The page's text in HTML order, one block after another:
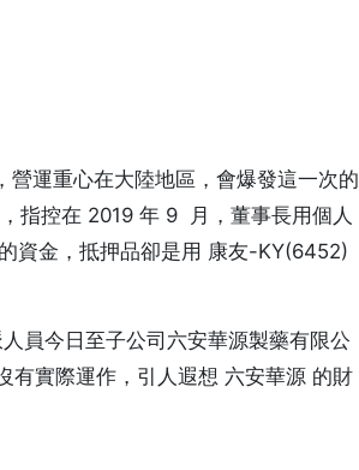
運重心在大陸地區，會爆發這一次的
指控在 2019 年 9 月，董事長用個人
資金，抵押品卻是用 康友-KY(6452)
員今日至子公司六安華源製藥有限公
有實際運作，引人遐想 六安華源 的財